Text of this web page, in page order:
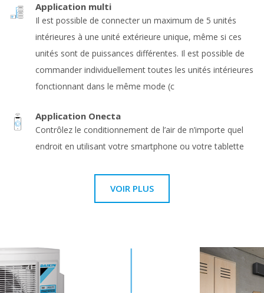
Application multi
Il est possible de connecter un maximum de 5 unités
intérieures à une unité extérieure unique, même si ces
unités sont de puissances différentes. Il est possible de
commander individuellement toutes les unités intérieures
fonctionnant dans le même mode (c
Application Onecta
Contrôlez le conditionnement de l’air de n’importe quel
endroit en utilisant votre smartphone ou votre tablette
VOIR PLUS